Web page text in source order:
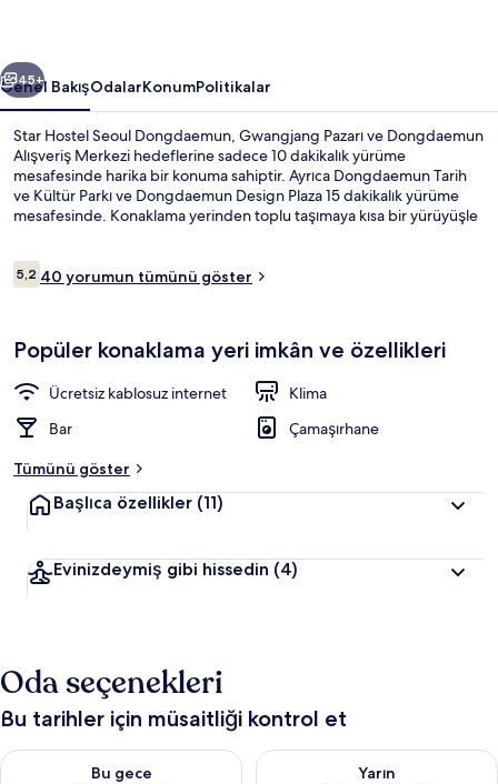
Sonraki
45+
Genel BakışOdalarKonumPolitikalar
Star Hostel Seoul Dongdaemun, Gwangjang Pazarı ve Dongdaemun
Alışveriş Merkezi hedeflerine sadece 10 dakikalık yürüme
mesafesinde harika bir konuma sahiptir. Ayrıca Dongdaemun Tarih
ve Kültür Parkı ve Dongdaemun Design Plaza 15 dakikalık yürüme
mesafesinde. Konaklama yerinden toplu taşımaya kısa bir yürüyüşle
Yorumlar
5,25,2/10
40 yorumun tümünü göster
Popüler konaklama yeri imkân ve özellikleri
Ücretsiz kablosuz internet
Klima
Bar
Çamaşırhane
Tümünü göster
Başlıca özellikler (11)
Evinizdeymiş gibi hissedin (4)
Oda seçenekleri
Bu tarihler için müsaitliği kontrol et
Bu gece
Bu gece için müsaitliği kontrol et Ağu 8 - Ağu 9
Yarın
Yarın için müsaitliği kontrol